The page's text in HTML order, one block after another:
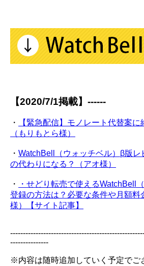
【2020/7/1掲載】------
・
【緊急配信】モノレート代替案に
（もりもとら様）
・ WatchBell（ウォッチベル）β版レ
の代わりになる？（アオ様）
・
・せどり転売で使えるWatchBell
登録の方法は？必要な条件や月額料
様）【サイト記事】
---------------
※内容は随時追加していく予定でご